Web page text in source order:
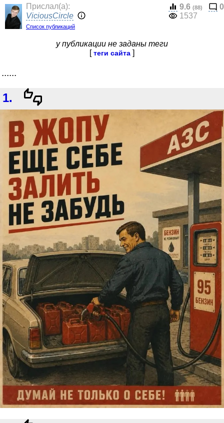
Прислал(a):
ViciousCircle
Список публикаций
9.6 (88)
0
1537
у публикации не заданы теги
[теги сайта ]
......
1.